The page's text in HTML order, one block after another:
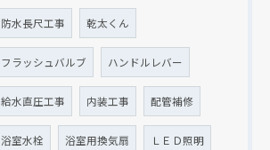
防水長尺工事 乾太くん
フラッシュバルブ ハンドルレバー
給水直圧工事 内装工事 配管補修
浴室水栓 浴室用換気扇 ＬＥＤ照明